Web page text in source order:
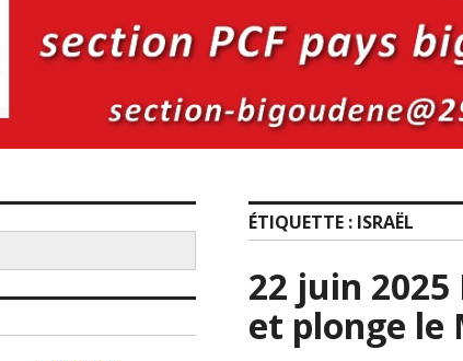
ÉTIQUETTE : ISRAËL
22 juin
et plonge le